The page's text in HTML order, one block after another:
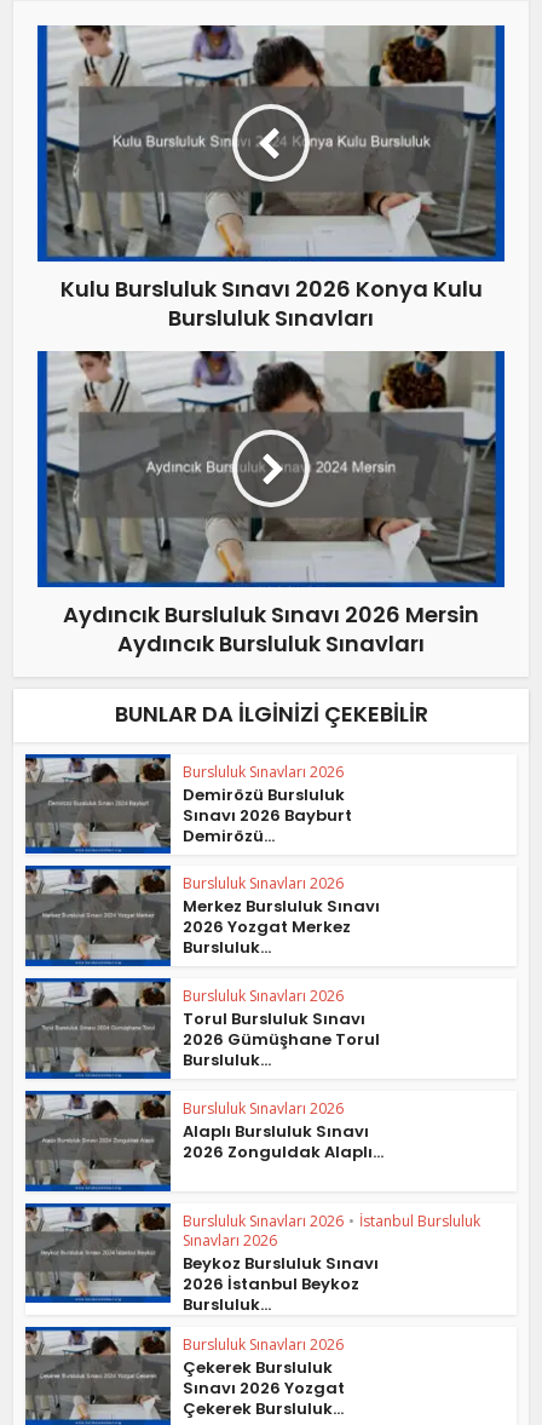
Kulu Bursluluk Sınavı 2026 Konya Kulu
Bursluluk Sınavları
Aydıncık Bursluluk Sınavı 2026 Mersin
Aydıncık Bursluluk Sınavları
BUNLAR DA İLGINIZI ÇEKEBILIR
Bursluluk Sınavları 2026
Demirözü Bursluluk
Sınavı 2026 Bayburt
Demirözü...
Bursluluk Sınavları 2026
Merkez Bursluluk Sınavı
2026 Yozgat Merkez
Bursluluk...
Bursluluk Sınavları 2026
Torul Bursluluk Sınavı
2026 Gümüşhane Torul
Bursluluk...
Bursluluk Sınavları 2026
Alaplı Bursluluk Sınavı
2026 Zonguldak Alaplı...
Bursluluk Sınavları 2026 • İstanbul Bursluluk
Sınavları 2026
Beykoz Bursluluk Sınavı
2026 İstanbul Beykoz
Bursluluk...
Bursluluk Sınavları 2026
Çekerek Bursluluk
Sınavı 2026 Yozgat
Çekerek Bursluluk...